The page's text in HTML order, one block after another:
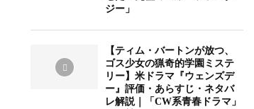
ジー」
【ティム・バートンが放つ、
ゴス少女の猟奇的学園ミステ
リー】米ドラマ『ウェンズデ
ー』評価・あらすじ・ネタバ
レ解説｜「CW系青春ドラマ」